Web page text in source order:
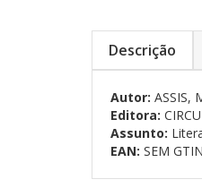
Descrição
Autor: ASSIS,
Editora:
Assunto:
EAN: SEM GTIN